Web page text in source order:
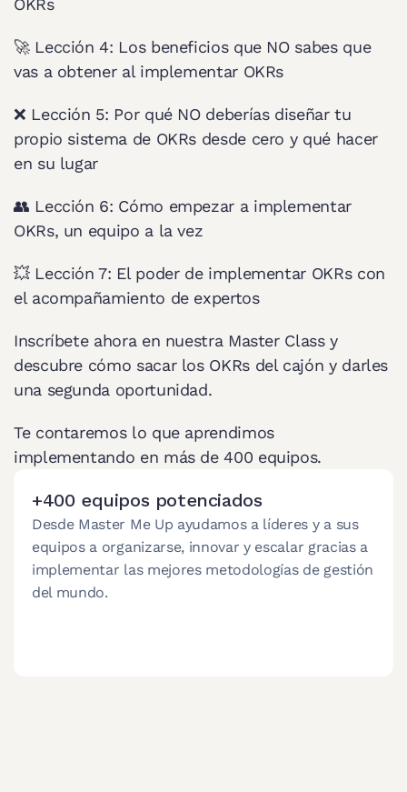
OKRs
🚀 Lección 4: Los beneficios que NO sabes que
vas a obtener al implementar OKRs
❌ Lección 5: Por qué NO deberías diseñar tu
propio sistema de OKRs desde cero y qué hacer
en su lugar
👥 Lección 6: Cómo empezar a implementar
OKRs, un equipo a la vez
💥 Lección 7: El poder de implementar OKRs con
el acompañamiento de expertos
Inscríbete ahora en nuestra Master Class y
descubre cómo sacar los OKRs del cajón y darles
una segunda oportunidad.
Te contaremos lo que aprendimos
implementando en más de 400 equipos.
+400 equipos potenciados
Desde Master Me Up ayudamos a líderes y a sus
equipos a organizarse, innovar y escalar gracias a
implementar las mejores metodologías de gestión
del mundo.